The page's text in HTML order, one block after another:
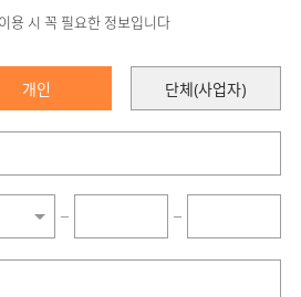
용 시 꼭 필요한 정보입니다
개인 단체(사업자)
− −